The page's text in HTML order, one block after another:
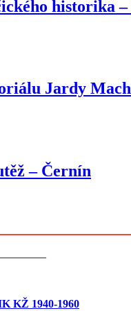
historika –
Jardy
– Černín
KŽ 1940-1960